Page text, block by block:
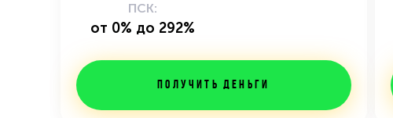
ПСК:
от 0% до 292%
Получить деньги